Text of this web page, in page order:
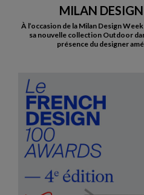
MILAN
À l’occasion de la Milan Design
sa nouvelle collection Outdoor
présence du designer